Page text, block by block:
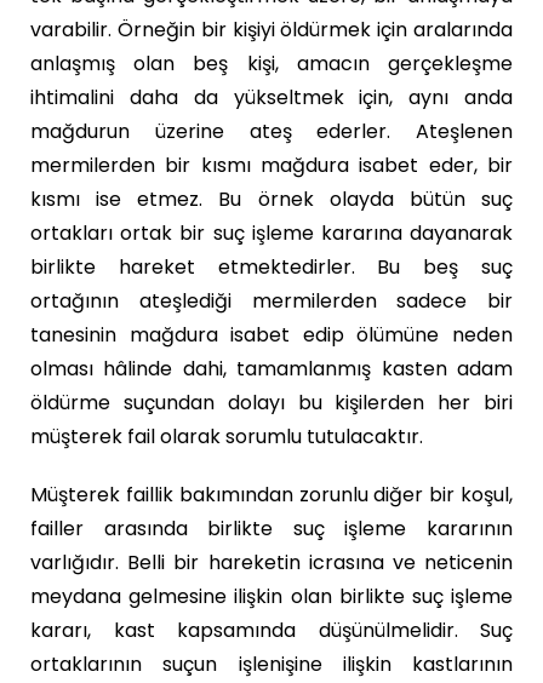
varabilir. Örneğin bir kişiyi öldürmek için aralarında
anlaşmış olan beş kişi, amacın gerçekleşme
ihtimalini daha da yükseltmek için, aynı anda
mağdurun üzerine ateş ederler. Ateşlenen
mermilerden bir kısmı mağdura isabet eder, bir
kısmı ise etmez. Bu örnek olayda bütün suç
ortakları ortak bir suç işleme kararına dayanarak
birlikte hareket etmektedirler. Bu beş suç
ortağının ateşlediği mermilerden sadece bir
tanesinin mağdura isabet edip ölümüne neden
olması hâlinde dahi, tamamlanmış kasten adam
öldürme suçundan dolayı bu kişilerden her biri
müşterek fail olarak sorumlu tutulacaktır.
Müşterek faillik bakımından zorunlu diğer bir koşul,
failler arasında birlikte suç işleme kararının
varlığıdır. Belli bir hareketin icrasına ve neticenin
meydana gelmesine ilişkin olan birlikte suç işleme
kararı, kast kapsamında düşünülmelidir. Suç
ortaklarının suçun işlenişine ilişkin kastlarının